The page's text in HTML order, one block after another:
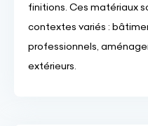
finitions. Ces matériaux
contextes variés :
professionnels,
extérieurs.